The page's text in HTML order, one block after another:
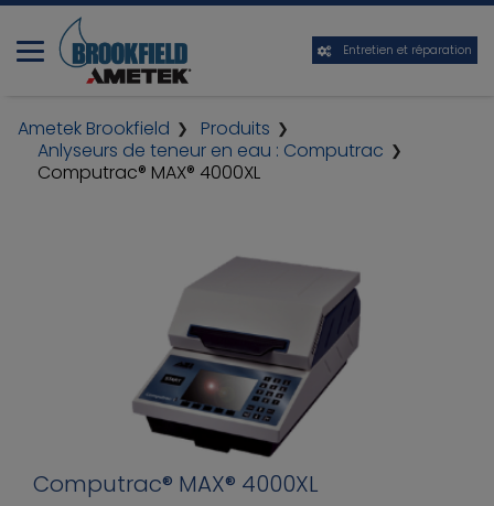
Entretien et réparation
Ametek Brookfield
Produits
Anlyseurs de teneur en eau : Computrac
Computrac® MAX® 4000XL
Computrac® MAX® 4000XL